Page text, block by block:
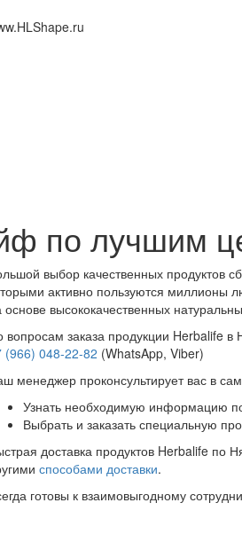
HLShape.ru
по лучшим
выбор качественных продуктов
активно пользуются
основе высококачественных
вопросам заказа продукции Herbalife
(966) 048-22-82 (WhatsApp, Viber)
менеджер проконсультирует вас в
Узнать необходимую информацию
Выбрать и заказать специальную
доставка продуктов Herbalife по
способами доставки.
готовы к взаимовыгодному